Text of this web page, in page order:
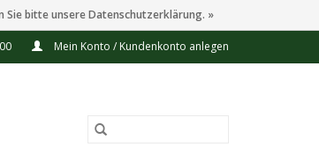
Mein Konto / Kundenkonto anlegen
bitte unsere Datenschutzerklärung. »